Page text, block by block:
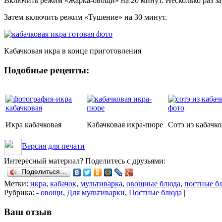
Затем включить режим «Тушение» на 30 минут.
Кабачковая икра в конце приготовления
Подобные рецепты:
Икра кабачковая Кабачковая икра-пюре Сотэ из
Версия для печати
Интересный материал? Поделитесь с друзьями:
Поделиться…
Метки: икра, кабачок, мультиварка, овощные блюда, постные
Рубрика: - овощи, Для мультиварки, Постные блюда |
Ваш отзыв